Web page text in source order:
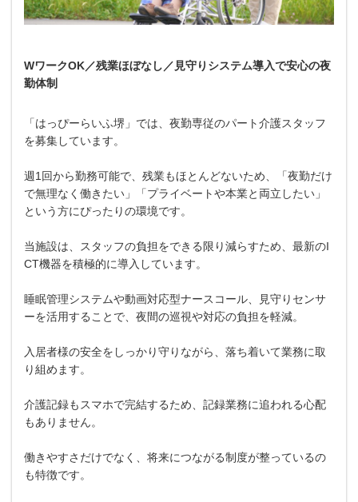
WワークOK／残業ほぼなし／見守りシステム導入で安心の夜
勤体制
「はっぴーらいふ堺」では、夜勤専従のパート介護スタッフ
を募集しています。
週1回から勤務可能で、残業もほとんどないため、「夜勤だけ
で無理なく働きたい」「プライベートや本業と両立したい」
という方にぴったりの環境です。
当施設は、スタッフの負担をできる限り減らすため、最新のI
CT機器を積極的に導入しています。
睡眠管理システムや動画対応型ナースコール、見守りセンサ
ーを活用することで、夜間の巡視や対応の負担を軽減。
入居者様の安全をしっかり守りながら、落ち着いて業務に取
り組めます。
介護記録もスマホで完結するため、記録業務に追われる心配
もありません。
働きやすさだけでなく、将来につながる制度が整っているの
も特徴です。